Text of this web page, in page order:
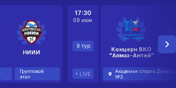
НИИИ
Групповой
этап
17:30
09 июн.
9 тур
LIVE
Концерн ВКО
"Алмаз-Антей"
2
Академия спорта
№2